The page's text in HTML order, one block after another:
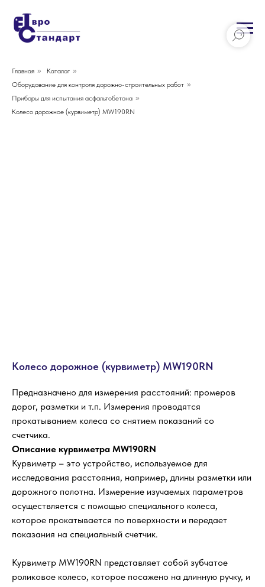
Главная » Каталог »
Оборудование для контроля дорожно-строительных работ »
Приборы для испытания асфальтобетона »
Колесо дорожное (курвиметр) MW190RN
Колесо дорожное (курвиметр) MW190RN
Предназначено для измерения расстояний: промеров
дорог, разметки и т.п. Измерения проводятся
прокатыванием колеса со снятием показаний со
счетчика.
Описание курвиметра MW190RN
Курвиметр – это устройство, используемое для
исследования расстояния, например, длины разметки или
дорожного полотна. Измерение изучаемых параметров
осуществляется с помощью специального колеса,
которое прокатывается по поверхности и передает
показания на специальный счетчик.
Курвиметр MW190RN представляет собой зубчатое
роликовое колесо, которое посажено на длинную ручку, и